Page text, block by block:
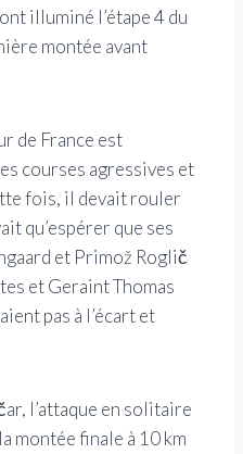
illuminé l’étape 4 du
montée avant
de France est
courses agressives et
fois, il devait rouler
qu’espérer que ses
et Primož Roglič
et Geraint Thomas
pas à l’écart et
l’attaque en solitaire
montée finale à 10 km